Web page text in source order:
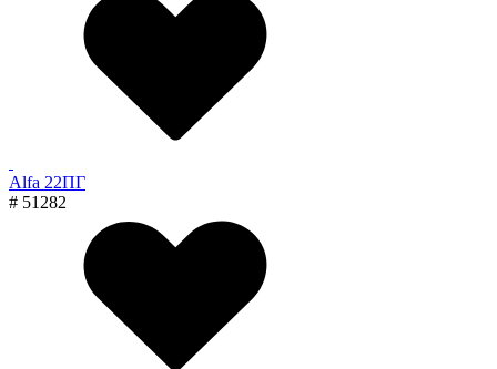
Alfa 22ПГ
# 51282